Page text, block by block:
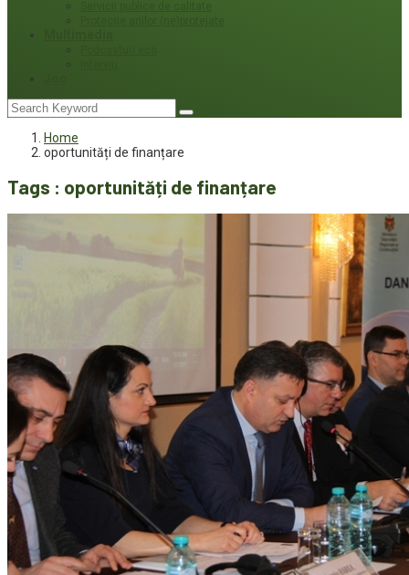
Home
oportunități de finanțare
Tags : oportunități de finanțare